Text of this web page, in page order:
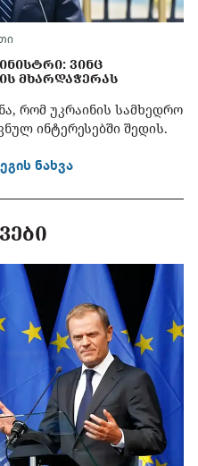
ᲕᲘᲜᲪ
ᲛᲮᲐᲠᲓᲐᲭᲔᲠᲐᲡ
რომ უკრაინის სამხედრო
ინტერესებში შედის.
ნახვა